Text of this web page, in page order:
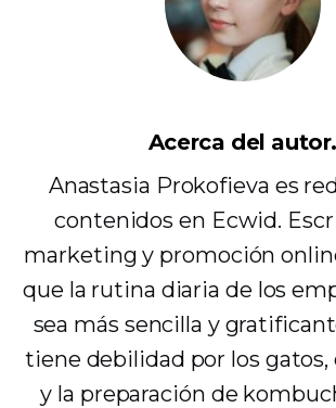
Acerca del autor.
Anastasia Prokofieva es
contenidos en Ecwid.
marketing y promoción
que la rutina diaria de los
sea más sencilla y
tiene debilidad por los gatos,
y la preparación de